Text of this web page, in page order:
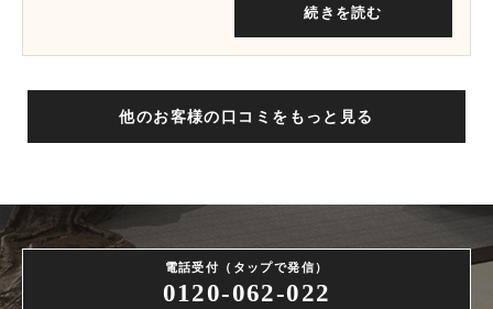
続きを読む
他のお客様の口コミをもっと見る
電話受付（タップで発信）
0120-062-022